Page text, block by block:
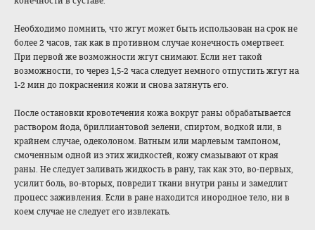
Необходимо помнить, что жгут может быть использован на срок не
более 2 часов, так как в противном случае конечность омертвеет.
При первой же возможности жгут снимают. Если нет такой
возможности, то через 1,5-2 часа следует немного отпустить жгут на
1-2 мин до покраснения кожи и снова затянуть его.
После остановки кровотечения кожа вокруг раны обрабатывается
раствором йода, бриллиантовой зелени, спиртом, водкой или, в
крайнем случае, одеколоном. Ватным или марлевым тампоном,
смоченным одной из этих жидкостей, кожу смазывают от края
раны. Не следует заливать жидкость в рану, так как это, во-первых,
усилит боль, во-вторых, повредит ткани внутри раны и замедлит
процесс заживления. Если в ране находится инородное тело, ни в
коем случае не следует его извлекать.